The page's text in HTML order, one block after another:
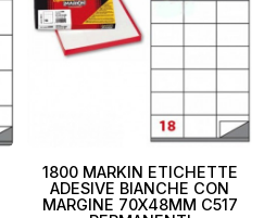
1800 MARKIN ETICHETTE
ADESIVE BIANCHE CON
MARGINE 70X48MM C517